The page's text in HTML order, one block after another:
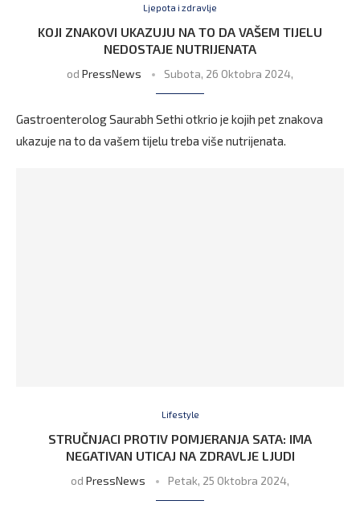
Ljepota i zdravlje
KOJI ZNAKOVI UKAZUJU NA TO DA VAŠEM TIJELU
NEDOSTAJE NUTRIJENATA
od PressNews Subota, 26 Oktobra 2024,
Gastroenterolog Saurabh Sethi otkrio je kojih pet znakova
ukazuje na to da vašem tijelu treba više nutrijenata.
Lifestyle
STRUČNJACI PROTIV POMJERANJA SATA: IMA
NEGATIVAN UTICAJ NA ZDRAVLJE LJUDI
od PressNews Petak, 25 Oktobra 2024,